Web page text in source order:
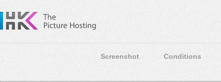
Screenshot Conditions